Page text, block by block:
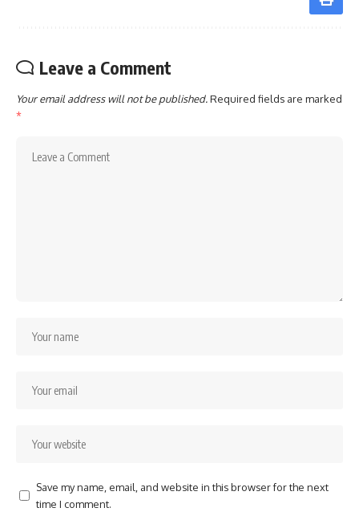
Leave a Comment
Your email address will not be published.Required fields are marked
*
Save my name, email, and website in this browser for the next
time I comment.